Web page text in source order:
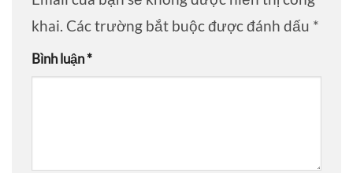
khai. Các trường bắt buộc được đánh dấu *
Bình luận*